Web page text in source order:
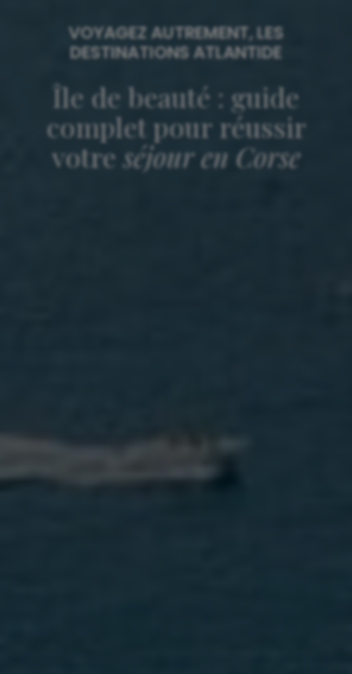
VOYAGEZ AUTREMENT, LES
DESTINATIONS ATLANTIDE
Île de beauté : guide
complet pour réussir
votre séjour en Corse